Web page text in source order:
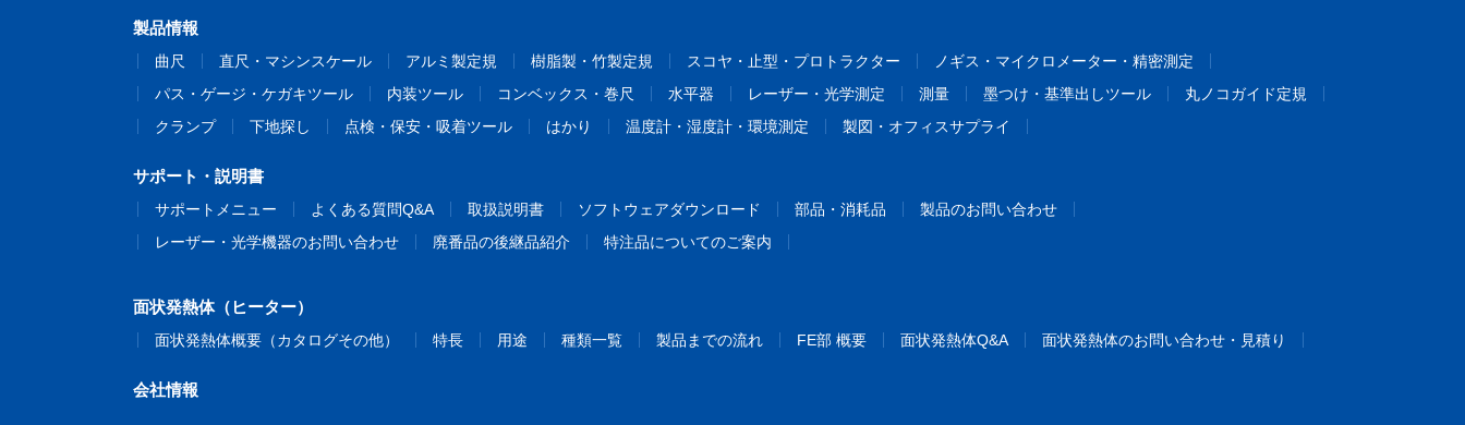
製品情報
曲尺 直尺・マシンスケール アルミ製定規 樹脂製・竹製定規 スコヤ・止型・プロトラクター
ノギス・マイクロメーター・精密測定
パス・ゲージ・ケガキツール
内装ツール コンベックス・巻尺 水平器 レーザー・光学測定 測量 墨つけ・基準出しツール
丸ノコガイド定規
クランプ
下地探し 点検・保安・吸着ツール はかり 温度計・湿度計・環境測定 製図・オフィスサプライ
サポート・説明書
サポートメニュー よくある質問Q&A 取扱説明書 ソフトウェアダウンロード 部品・消耗品
製品のお問い合わせ
レーザー・光学機器のお問い合わせ
廃番品の後継品紹介 特注品についてのご案内
面状発熱体（ヒーター）
面状発熱体概要（カタログその他） 特長 用途 種類一覧 製品までの流れ FE部 概要 面状発熱体Q&A 面状発熱体のお問い合わせ・見積り
会社情報